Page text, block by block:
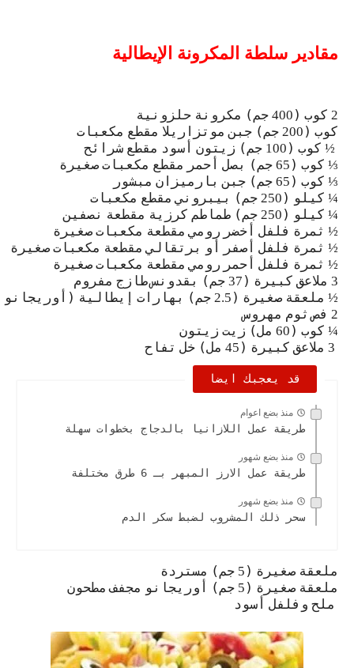
مقادير سلطة المكرونة الإيطالية
2 كوب (
400 جم) مكرونة حلزونية
كوب (
200 جم) جبن موتزاريلا مقطع مكعبات
½ كوب (
100 جم) زيتون أسود مقطع شرائح
⅓ كوب (
65 جم) بصل أحمر مقطع مكعبات صغيرة
⅓ كوب (
65 جم) جبن بارميزان مبشور
¼ كيلو (
250 جم) بيبروني مقطع مكعبات
¼ كيلو (
250 جم) طماطم كرزية مقطعة نصفين
½ ثمرة فلفل أخضر رومي مقطعة مكعبات صغيرة
½ ثمرة فلفل أصفر أو برتقالي مقطعة مكعبات صغيرة
½ ثمرة فلفل أحمر رومي مقطعة مكعبات صغيرة
3 ملاعق كبيرة (
37 جم) بقدونس طازج مفروم
½ ملعقة صغيرة (
2.5 جم) بهارات إيطالية (أوريجانو
2 فص ثوم مهروس
¼ كوب (
60 مل) زيت زيتون
ملاعق كبيرة (
45 مل) خل تفاح
قد يعجبك ايضا
منذ بضع اعوام
طريقة عمل اللازانيا بالدجاج بخطوات سهلة
منذ بضع شهور
طريقة عمل الارز المبهر بـ 6 طرق مختلفة
منذ بضع شهور
سحر ذلك المشروب لضبط سكر الدم
ملعقة صغيرة (
5 جم) مستردة
ملعقة صغيرة (
5 جم) أوريجانو مجفف مطحون
ملح وفلفل أسود